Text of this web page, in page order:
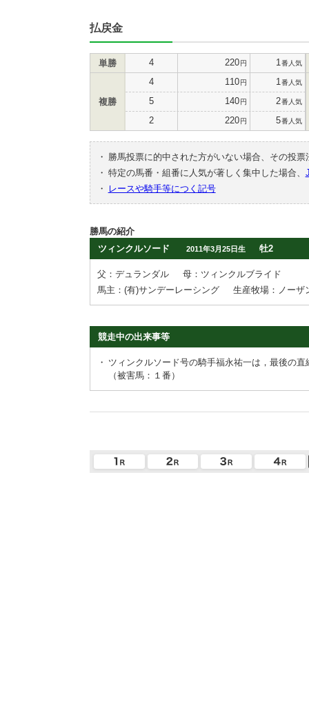
払戻金
単勝 4 220円 1 番人気
複勝
4 110円 1 番人気
5 140円 2番人気
2 220円 5番人気
・
勝馬投票に的中された方がいない場合、その投
・ 特定の馬番・組番に人気が著しく集中した場合、
・
レースや騎手等につく記号
勝馬の紹介
ツィンクルソード
2011年3月25日生 牡2
父：デュランダル
母：ツィンクルブライド
馬主：(有)サンデーレーシング
生産牧場：ノーザ
競走中の出来事等
・ ツィンクルソード号の騎手福永祐一は，最後の
（被害馬：１番）